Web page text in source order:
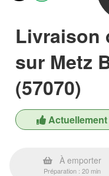
Livraison
sur Metz
(57070)
À emporter
Préparation : 20 min